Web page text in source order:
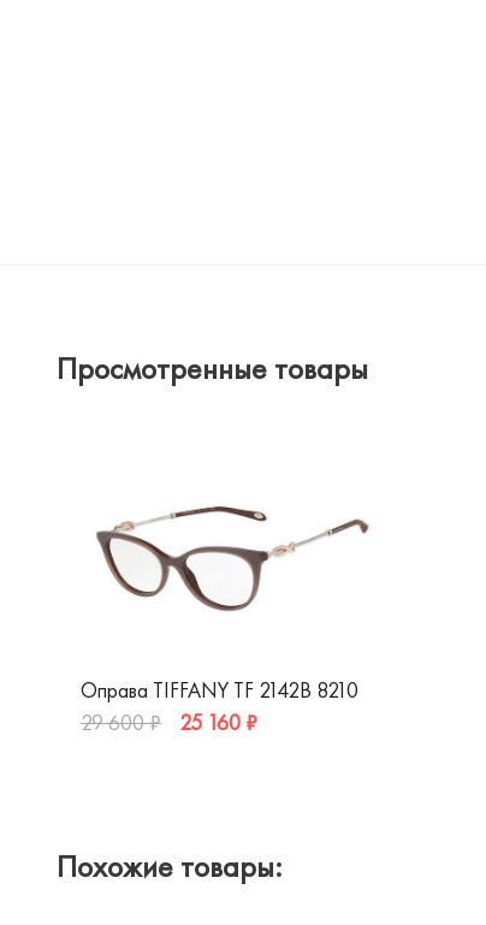
Просмотренные товары
Оправа TIFFANY TF 2142B 8210
29 600 ₽
25 160 ₽
Похожие товары: